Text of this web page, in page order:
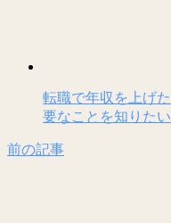
転職で年収を上げ
要なことを知りたい
前の記事